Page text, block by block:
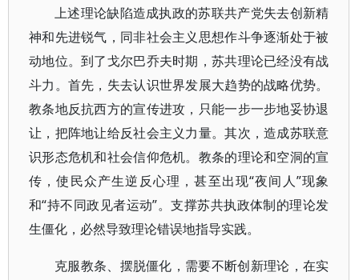
上述理论缺陷造成执政的苏联共产党失去创新精
神和先进锐气，同非社会主义思想作斗争逐渐处于被
动地位。到了戈尔巴乔夫时期，苏共理论已经没有战
斗力。首先，失去认识世界发展大趋势的战略优势。
教条地反抗西方的宣传进攻，只能一步一步地妥协退
让，把阵地让给反社会主义力量。其次，造成苏联意
识形态危机和社会信仰危机。教条的理论和空洞的宣
传，使民众产生逆反心理，甚至出现“夜间人”现象
和“持不同政见者运动”。支撑苏共执政体制的理论发
生僵化，必然导致理论错误地指导实践。
克服教条、摆脱僵化，需要不断创新理论，在实